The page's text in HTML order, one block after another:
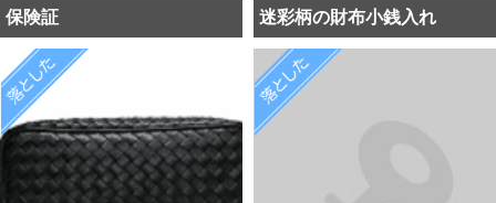
保険証 迷彩柄の財布小銭入れ